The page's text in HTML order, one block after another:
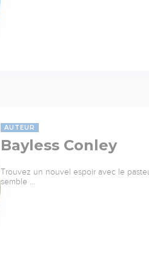
AUTEUR
Bayless Conley
Trouvez un nouvel espoir avec le
semble …